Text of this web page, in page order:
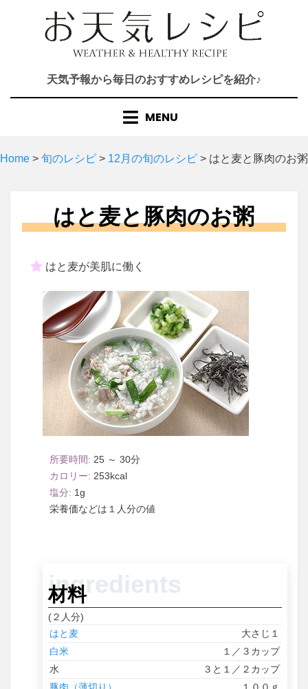
天気予報から毎日のおすすめレシピを紹介♪
MENU
Home > 旬のレシピ > 12月の旬のレシピ > はと麦と豚肉のお粥
はと麦と豚肉のお粥
はと麦が美肌に働く
25 ～ 30
253
1
１人分
材料
(２人分)
はと麦
大さじ１
白米
１／３カップ
水
３と１／２カップ